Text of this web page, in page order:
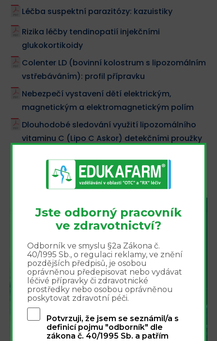
Léčba suspektní parazitózy: kazuistiky
Rizika léčby tendinopatií injekčními
glukokortikoidy
Colenter LD (bovinní kolostrum s lipozomálním
vstřebáváním): profil přípravku
Nebezpečí vystavení dětí elektrickým,
magnetickým a elektromagnetickým polím
Dlouhodobé sledování využití lipozomálního
vitaminu C (Lipo C Askor) detekčními proužky
způsobené nestabilitou bederní páteře
Integrovaný přístup k
16.9.2026
Jste odborný pracovník
ve zdravotnictví?
Odborník ve smyslu §2a Zákona č.
40/1995 Sb., o regulaci reklamy, ve znění
pozdějších předpisů, je osobou
oprávněnou předepisovat nebo vydávat
léčivé přípravky či zdravotnické
prostředky nebo osobou oprávněnou
poskytovat zdravotní péči.
Potvrzuji, že jsem se seznámil/a s
definicí pojmu "odborník" dle
zákona č. 40/1995 Sb. a patřím